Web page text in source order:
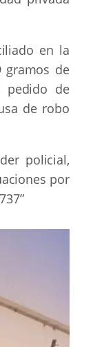
en la
gramos de
pedido de
de robo
policial,
por